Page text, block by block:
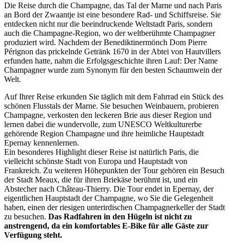
Die Reise durch die Champagne, das Tal der Marne und nach Paris
an Bord der Zwaantje ist eine besondere Rad- und Schiffsreise. Sie
entdecken nicht nur die beeindruckende Weltstadt Paris, sondern
auch die Champagne-Region, wo der weltberühmte Champagner
produziert wird. Nachdem der Benediktinermönch Dom Pierre
Pérignon das prickelnde Getränk 1670 in der Abtei von Hautvillers
erfunden hatte, nahm die Erfolgsgeschichte ihren Lauf: Der Name
Champagner wurde zum Synonym für den besten Schaumwein der
Welt.
Auf Ihrer Reise erkunden Sie täglich mit dem Fahrrad ein Stück des
schönen Flusstals der Marne. Sie besuchen Weinbauern, probieren
Champagne, verkosten den leckeren Brie aus dieser Region und
lernen dabei die wundervolle, zum UNESCO Weltkulturerbe
gehörende Region Champagne und ihre heimliche Hauptstadt
Epernay kennenlernen.
Ein besonderes Highlight dieser Reise ist natürlich Paris, die
vielleicht schönste Stadt von Europa und Hauptstadt von
Frankreich. Zu weiteren Höhepunkten der Tour gehören ein Besuch
der Stadt Meaux, die für ihren Briekäse berühmt ist, und ein
Abstecher nach Château-Thierry. Die Tour endet in Epernay, der
eigentlichen Hauptstadt der Champagne, wo Sie die Gelegenheit
haben, einen der riesigen unterirdischen Champagnerkeller der Stadt
zu besuchen. Das Radfahren in den Hügeln ist nicht zu
anstrengend, da ein komfortables E-Bike für alle Gäste zur
Verfügung steht.